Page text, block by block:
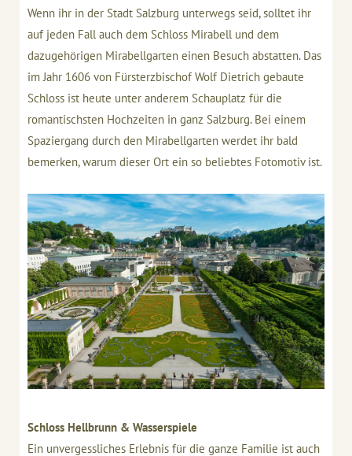
Wenn ihr in der Stadt Salzburg unterwegs seid, solltet ihr
auf jeden Fall auch dem Schloss Mirabell und dem
dazugehörigen Mirabellgarten einen Besuch abstatten. Das
im Jahr 1606 von Fürsterzbischof Wolf Dietrich gebaute
Schloss ist heute unter anderem Schauplatz für die
romantischsten Hochzeiten in ganz Salzburg. Bei einem
Spaziergang durch den Mirabellgarten werdet ihr bald
bemerken, warum dieser Ort ein so beliebtes Fotomotiv ist.
Schloss Hellbrunn & Wasserspiele
Ein unvergessliches Erlebnis für die ganze Familie ist auch